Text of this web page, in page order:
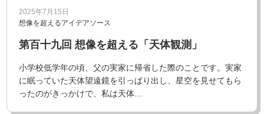
2025年7月15日
想像を超えるアイデアソース
第百十九回 想像を超える「天体観測」
小学校低学年の頃、父の実家に帰省した際のことです。実家
に眠っていた天体望遠鏡を引っぱり出し、星空を見せてもら
ったのがきっかけで、私は天体…